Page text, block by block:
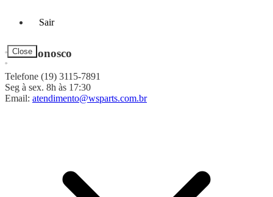
Sair
Close
Fale Conosco
Telefone (19) 3115-7891
Seg à sex. 8h às 17:30
Email: atendimento@wsparts.com.br